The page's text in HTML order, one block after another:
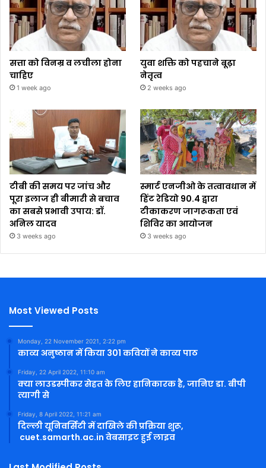
सत्ता को विनम्र व लचीला होना
चाहिए
1 week ago
युवा शक्ति को पहचाने बूढ़ा
नेतृत्व
2 weeks ago
टीबी की समय पर जांच और
पूरा इलाज ही बीमारी से बचाव
का सबसे प्रभावी उपाय: डॉ.
अनिल यादव
3 weeks ago
स्मार्ट एनजीओ के तत्वावधान में
हिंट रेडियो 90.4 द्वारा
टीकाकरण जागरूकता एवं
शिविर का आयोजन
3 weeks ago
Most Viewed Posts
Monday, 22 November 2021, 2:22 pm
काव्य अनुष्ठान में किया 301 कवियों ने काव्य पाठ
Friday, 22 April 2022, 11:10 am
क्या लाउडस्पीकर सेहत के लिए हानिकारक है, जानिए डा. बीपी
त्यागी से
Friday, 8 April 2022, 11:21 am
दिल्ली यूनिवर्सिटी में दाखिले की प्रक्रिया शुरू,
cuet.samarth.ac.in वेबसाइट हुई लाइव